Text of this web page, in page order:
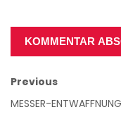
Previous
MESSER-